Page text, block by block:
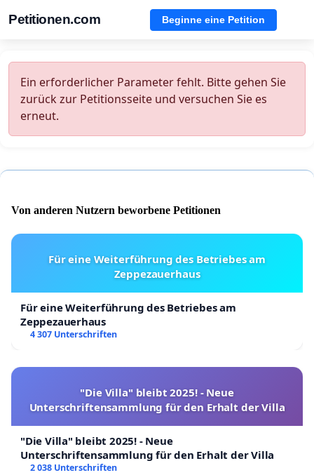
Petitionen.com Beginne eine Petition
Ein erforderlicher Parameter fehlt. Bitte gehen Sie
zurück zur Petitionsseite und versuchen Sie es
erneut.
Von anderen Nutzern beworbene Petitionen
Für eine Weiterführung des Betriebes am
Zeppezauerhaus
Für eine Weiterführung des Betriebes am
Zeppezauerhaus
4 307 Unterschriften
"Die Villa" bleibt 2025! - Neue
Unterschriftensammlung für den Erhalt der Villa
"Die Villa" bleibt 2025! - Neue
Unterschriftensammlung für den Erhalt der Villa
2 038 Unterschriften